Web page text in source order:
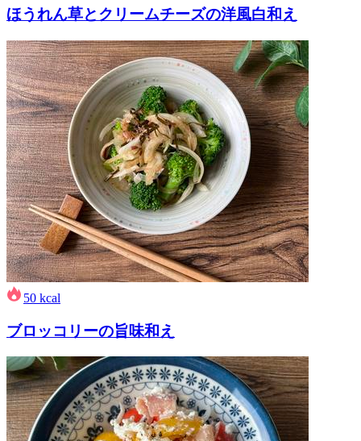
ほうれん草とクリームチーズの洋風白和え
50 kcal
ブロッコリーの旨味和え